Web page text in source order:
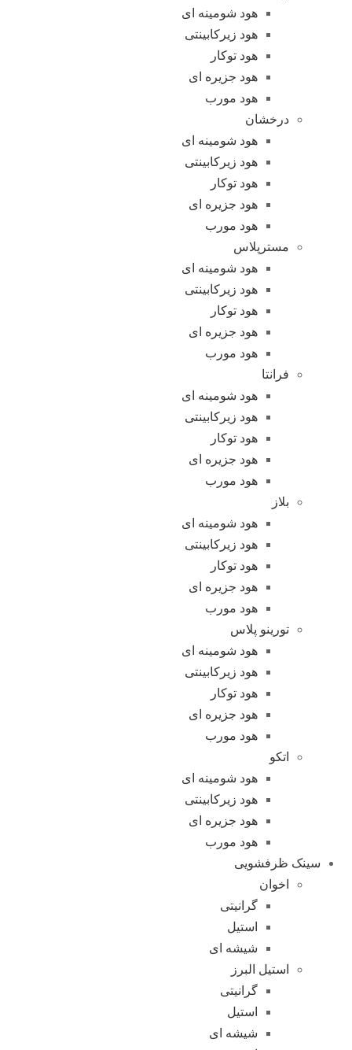
هود شومینه ای
هود زیرکابینتی
هود توکار
هود جزیره ای
هود مورب
درخشان
هود شومینه ای
هود زیرکابینتی
هود توکار
هود جزیره ای
هود مورب
مسترپلاس
هود شومینه ای
هود زیرکابینتی
هود توکار
هود جزیره ای
هود مورب
فرانتا
هود شومینه ای
هود زیرکابینتی
هود توکار
هود جزیره ای
هود مورب
بلاز
هود شومینه ای
هود زیرکابینتی
هود توکار
هود جزیره ای
هود مورب
تورینو پلاس
هود شومینه ای
هود زیرکابینتی
هود توکار
هود جزیره ای
هود مورب
اتکو
هود شومینه ای
هود زیرکابینتی
هود جزیره ای
هود مورب
سینک ظرفشویی
اخوان
گرانیتی
استیل
شیشه ای
استیل البرز
گرانیتی
استیل
شیشه ای